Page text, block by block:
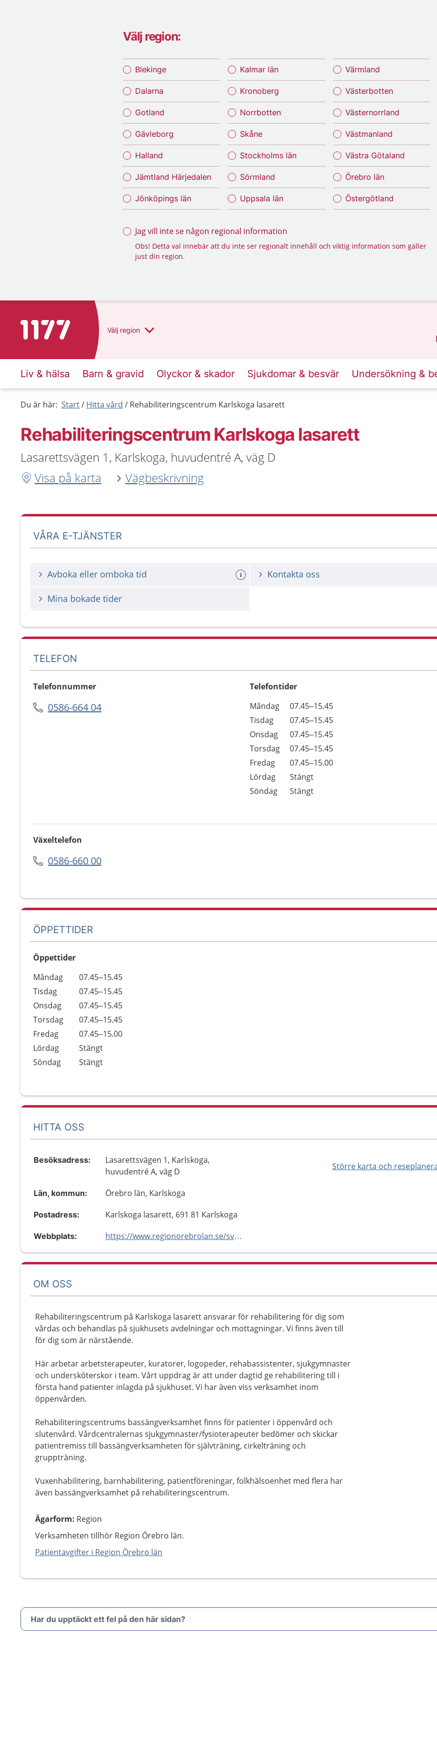
Välj region:
Blekinge
Dalarna
Gotland
Gävleborg
Halland
Jämtland Härjedalen
Jönköpings län
Kalmar län
Kronoberg
Norrbotten
Skåne
Stockholms län
Sörmland
Uppsala län
Värmland
Västerbotten
Västernorrland
Västmanland
Västra Götaland
Örebro län
Östergötland
Jag vill inte se någon regional information
Obs! Detta val innebär att du inte ser regionalt innehåll och viktig information som gäller
just din region.
Till startsidan för 1177 Välj region
Liv & hälsa Barn & gravid Olyckor & skador Sjukdomar & besvär Undersökning &
Du är här: Start Hitta vård Rehabiliteringscentrum Karlskoga lasarett
Rehabiliteringscentrum Karlskoga lasarett
Lasarettsvägen 1, Karlskoga, huvudentré A, väg D
Visa på karta
Vägbeskrivning
VÅRA E-TJÄNSTER
Avboka eller omboka tid Kontakta oss
Mina bokade tider
TELEFON
Telefonnummer
0586-664 04
Telefontider
Dag
Öppettider
Kommentarer
Måndag
07.45–15.45
Tisdag
07.45–15.45
Onsdag
07.45–15.45
Torsdag
07.45–15.45
Fredag
07.45–15.00
Lördag
Stängt
Söndag
Stängt
Växeltelefon
0586-660 00
ÖPPETTIDER
Öppettider
Dag
Öppettider
Kommentarer
Måndag
07.45–15.45
Tisdag
07.45–15.45
Onsdag
07.45–15.45
Torsdag
07.45–15.45
Fredag
07.45–15.00
Lördag
Stängt
Söndag
Stängt
HITTA OSS
Större karta och
Besöksadress:
Lasarettsvägen 1, Karlskoga,
huvudentré A, väg D
Län, kommun: Örebro län, Karlskoga
Postadress: Karlskoga lasarett, 691 81 Karlskoga
Webbplats: https://www.regionorebrolan.se/sv/vard-och-halsa/karlskoga-lasarett/mottagningar-och-vardavdelningar-pa-karlskoga-lasarett/rehabiliteringsenheten-karlskoga/
OM OSS
Rehabiliteringscentrum på Karlskoga lasarett ansvarar för rehabilitering för dig som
vårdas och behandlas på sjukhusets avdelningar och mottagningar. Vi finns även till
för dig som är närstående.
Här arbetar arbetsterapeuter, kuratorer, logopeder, rehabassistenter, sjukgymnaster
och undersköterskor i team. Vårt uppdrag är att under dagtid ge rehabilitering till i
första hand patienter inlagda på sjukhuset. Vi har även viss verksamhet inom
öppenvården.
Rehabiliteringscentrums bassängverksamhet finns för patienter i öppenvård och
slutenvård. Vårdcentralernas sjukgymnaster/fysioterapeuter bedömer och skickar
patientremiss till bassängverksamheten för självträning, cirkelträning och
gruppträning.
Vuxenhabilitering, barnhabilitering, patientföreningar, folkhälsoenhet med flera har
även bassängverksamhet på rehabiliteringscentrum.
Ägarform: Region
Verksamheten tillhör Region Örebro län.
Patientavgifter i Region Örebro län
Har du upptäckt ett fel på den här sidan?